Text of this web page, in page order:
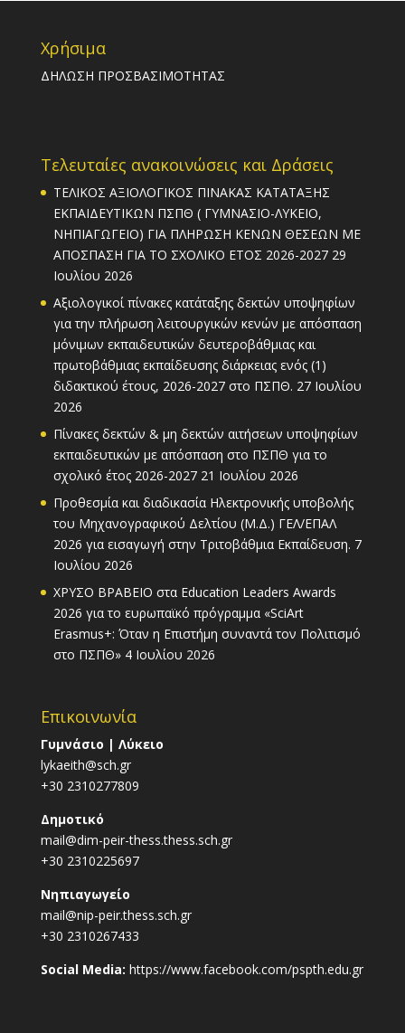
Χρήσιμα
ΔΗΛΩΣΗ ΠΡΟΣΒΑΣΙΜΟΤΗΤΑΣ
Τελευταίες ανακοινώσεις και Δράσεις
ΤΕΛΙΚΟΣ ΑΞΙΟΛΟΓΙΚΟΣ ΠΙΝΑΚΑΣ ΚΑΤΑΤΑΞΗΣ
ΕΚΠΑΙΔΕΥΤΙΚΩΝ ΠΣΠΘ ( ΓΥΜΝΑΣΙΟ-ΛΥΚΕΙΟ,
ΝΗΠΙΑΓΩΓΕΙΟ) ΓΙΑ ΠΛΗΡΩΣΗ ΚΕΝΩΝ ΘΕΣΕΩΝ ΜΕ
ΑΠΟΣΠΑΣΗ ΓΙΑ ΤΟ ΣΧΟΛΙΚΟ ΕΤΟΣ 2026-2027 29
Ιουλίου 2026
Αξιολογικοί πίνακες κατάταξης δεκτών υποψηφίων
για την πλήρωση λειτουργικών κενών με απόσπαση
μόνιμων εκπαιδευτικών δευτεροβάθμιας και
πρωτοβάθμιας εκπαίδευσης διάρκειας ενός (1)
διδακτικού έτους, 2026-2027 στο ΠΣΠΘ. 27 Ιουλίου
2026
Πίνακες δεκτών & μη δεκτών αιτήσεων υποψηφίων
εκπαιδευτικών με απόσπαση στο ΠΣΠΘ για το
σχολικό έτος 2026-2027 21 Ιουλίου 2026
Προθεσμία και διαδικασία Ηλεκτρονικής υποβολής
του Μηχανογραφικού Δελτίου (Μ.Δ.) ΓΕΛ/ΕΠΑΛ
2026 για εισαγωγή στην Τριτοβάθμια Εκπαίδευση. 7
Ιουλίου 2026
ΧΡΥΣΟ ΒΡΑΒΕΙΟ στα Education Leaders Awards
2026 για το ευρωπαϊκό πρόγραμμα «SciArt
Erasmus+: Όταν η Επιστήμη συναντά τον Πολιτισμό
στο ΠΣΠΘ» 4 Ιουλίου 2026
Επικοινωνία
Γυμνάσιο | Λύκειο
lykaeith@sch.gr
+30 2310277809
Δημοτικό
mail@dim-peir-thess.thess.sch.gr
+30 2310225697
Νηπιαγωγείο
mail@nip-peir.thess.sch.gr
+30 2310267433
Social Media: https://www.facebook.com/pspth.edu.gr